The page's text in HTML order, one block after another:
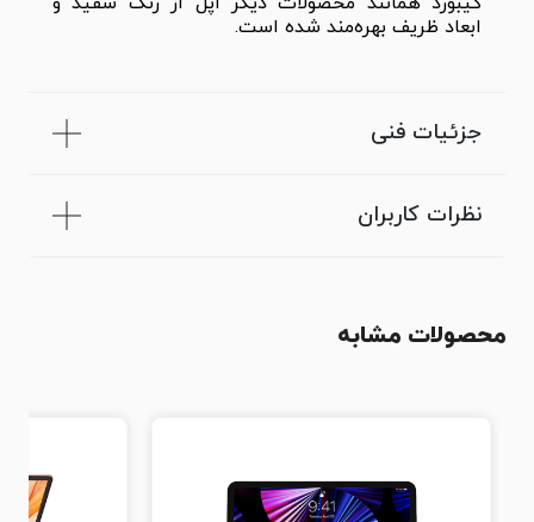
ابعاد ظریف بهره‌مند شده است.
جزئیات فنی
نظرات کاربران
محصولات مشابه